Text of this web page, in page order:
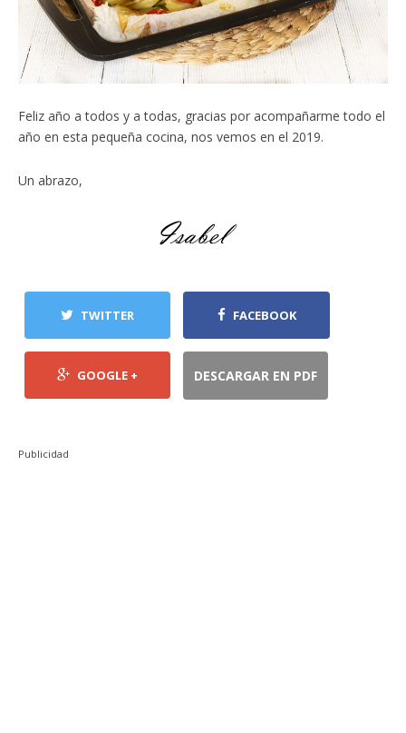
Feliz año a todos y a todas, gracias por acompañarme todo el
año en esta pequeña cocina, nos vemos en el 2019.
Un abrazo,
TWITTER FACEBOOK
GOOGLE + DESCARGAR EN PDF
Publicidad